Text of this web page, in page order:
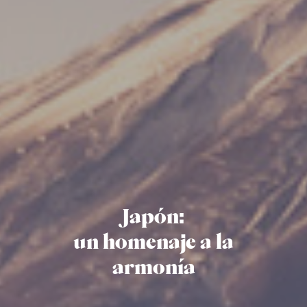
Japón:
un homenaje a la
armonía